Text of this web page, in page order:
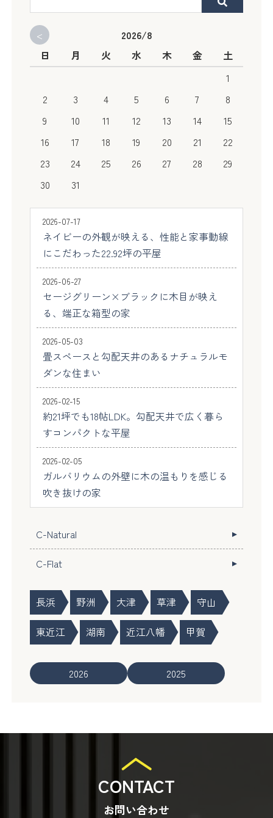
<
2026/8
日
月 火 水 木 金
土
1
2
3 4 5 6 7
8
9
10 11 12 13 14
15
16
17 18 19 20 21
22
23
24 25 26 27 28
29
30
31
2026-07-17
ネイビーの外観が映える、性能と家事動線
にこだわった22.92坪の平屋
2026-06-27
セージグリーン×ブラックに木目が映え
る、端正な箱型の家
2026-05-03
畳スペースと勾配天井のあるナチュラルモ
ダンな住まい
2026-02-15
約21坪でも18帖LDK。勾配天井で広く暮ら
すコンパクトな平屋
2026-02-05
ガルバリウムの外壁に木の温もりを感じる
吹き抜けの家
C-Natural
C-Flat
長浜 野洲 大津 草津 守山
東近江 湖南 近江八幡 甲賀
2026 2025
CONTACT
お問い合わせ